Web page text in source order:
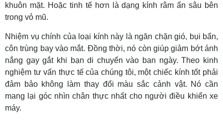
khuôn mặt. Hoặc tinh tế hơn là dạng kính râm ẩn sâu bên
trong vỏ mũ.
Nhiệm vụ chính của loại kính này là ngăn chặn gió, bụi bẩn,
côn trùng bay vào mắt. Đồng thời, nó còn giúp giảm bớt ánh
nắng gay gắt khi bạn di chuyển vào ban ngày. Theo kinh
nghiệm tư vấn thực tế của chúng tôi, một chiếc kính tốt phải
đảm bảo không làm thay đổi màu sắc cảnh vật. Nó cần
mang lại góc nhìn chân thực nhất cho người điều khiển xe
máy.